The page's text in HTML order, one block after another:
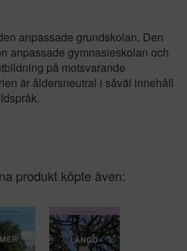
anpassade grundskolan. Den
anpassade gymnasieskolan och
på motsvarande
är åldersneutral i såväl innehåll
produkt köpte även: